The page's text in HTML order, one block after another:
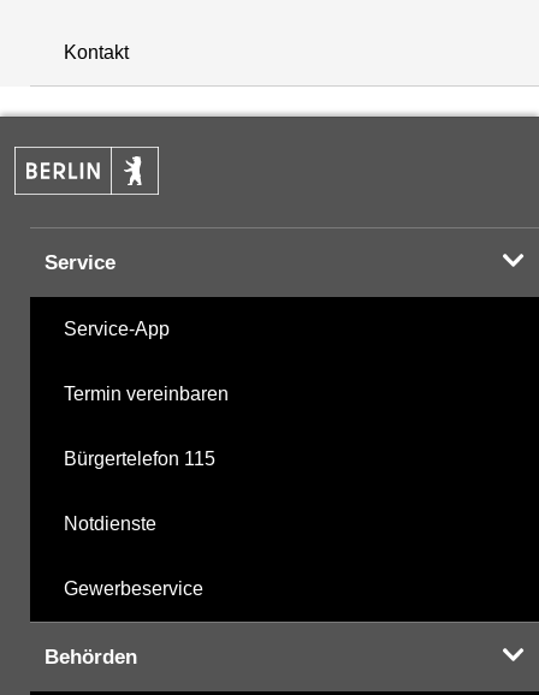
+
−
Kontakt
Service
Service-App
Termin vereinbaren
Bürgertelefon 115
Notdienste
Gewerbeservice
Behörden